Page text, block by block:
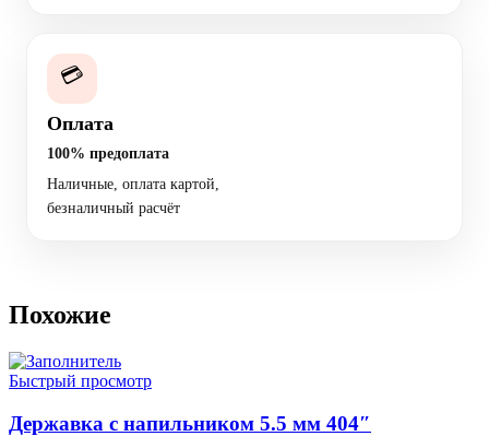
💳
Оплата
100% предоплата
Наличные, оплата картой,
безналичный расчёт
Похожие
Быстрый просмотр
Державка с напильником 5.5 мм 404″